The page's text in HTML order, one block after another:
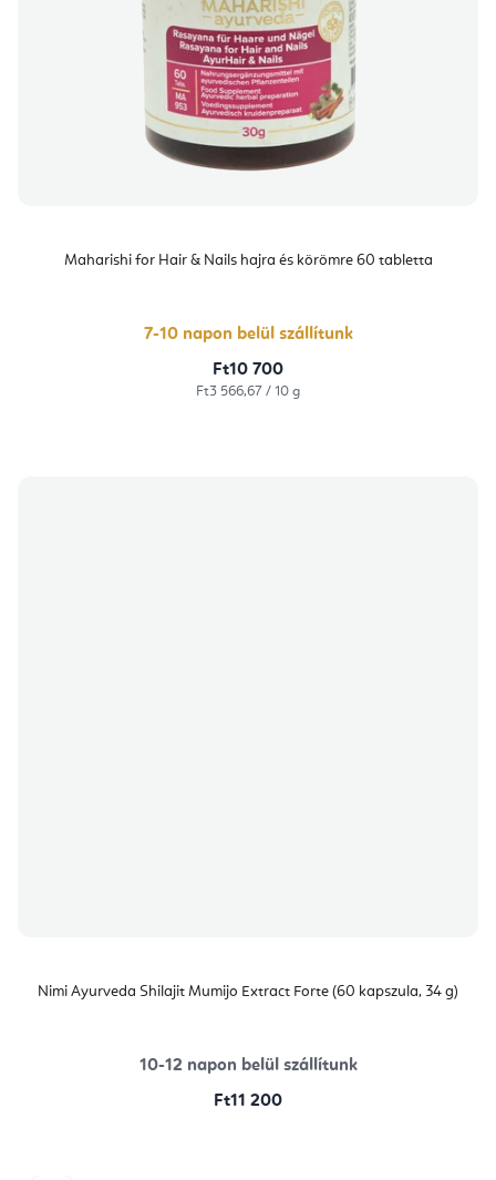
Maharishi for Hair & Nails hajra és körömre 60 tabletta
7-10 napon belül szállítunk
Ft10 700
Egységár:
Ft3 566,67 / 10 g
Nimi Ayurveda Shilajit Mumijo Extract Forte (60 kapszula, 34 g)
10-12 napon belül szállítunk
Ft11 200